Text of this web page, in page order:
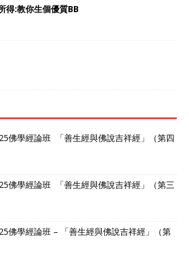
得:教你生個優質BB
佛學經論班 「善生經與佛說吉祥經」（第四
佛學經論班 「善生經與佛說吉祥經」（第三
佛學經論班 – 「善生經與佛說吉祥經」（第